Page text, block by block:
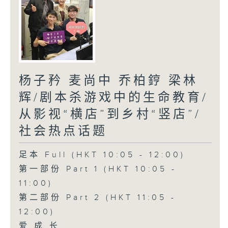
杨子矜 麦尚中 乔柏𨧤 梁林
辉/剧本杀游戏中的生命教育/
从影视“横店”到乡村“竖店”/
社会热点话题
足本 Full (HKT 10:05 - 12:00)
第一部份 Part 1 (HKT 10:05 -
11:00)
第二部份 Part 2 (HKT 11:05 -
12:00)